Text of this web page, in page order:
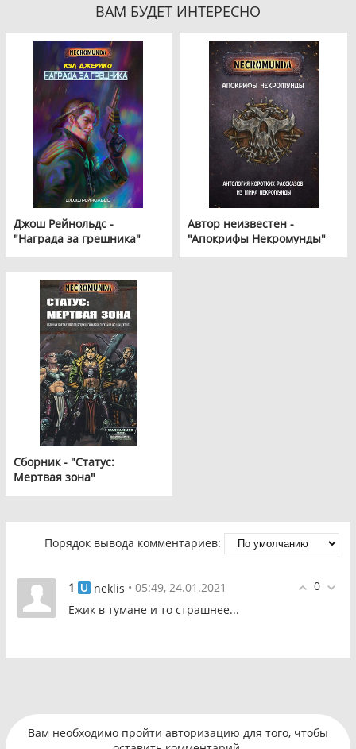
ВАМ БУДЕТ ИНТЕРЕСНО
Джош Рейнольдс -
"Награда за грешника"
Автор неизвестен -
"Апокрифы Некромунды"
Сборник - "Статус:
Мертвая зона"
Порядок вывода комментариев:
0
1 neklis • 05:49, 24.01.2021
Ежик в тумане и то страшнее...
Вам необходимо пройти авторизацию для того, чтобы